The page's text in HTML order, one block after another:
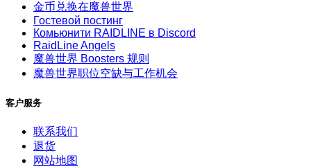
金币兑换在魔兽世界
Гостевой постинг
Комьюнити RAIDLINE в Discord
RaidLine Angels
魔兽世界 Boosters 规则
魔兽世界职位空缺与工作机会
客户服务
联系我们
退货
网站地图